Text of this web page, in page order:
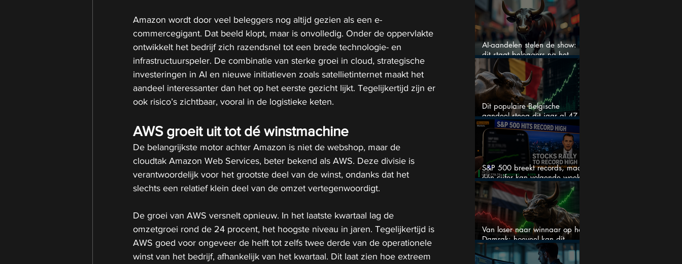
Amazon wordt door veel beleggers nog altijd gezien als een e-
commercegigant. Dat beeld klopt, maar is onvolledig. Onder de oppervlakte
ontwikkelt het bedrijf zich razendsnel tot een brede technologie- en
infrastructuurspeler. De combinatie van sterke groei in cloud, strategische
investeringen in AI en nieuwe initiatieven zoals satellietinternet maakt het
aandeel interessanter dan het op het eerste gezicht lijkt. Tegelijkertijd zijn er
ook risico’s zichtbaar, vooral in de logistieke keten.
AWS groeit uit tot dé winstmachine
De belangrijkste motor achter Amazon is niet de webshop, maar de
cloudtak Amazon Web Services, beter bekend als AWS. Deze divisie is
verantwoordelijk voor het grootste deel van de winst, ondanks dat het
slechts een relatief klein deel van de omzet vertegenwoordigt.
De groei van AWS versnelt opnieuw. In het laatste kwartaal lag de
omzetgroei rond de 24 procent, het hoogste niveau in jaren. Tegelijkertijd is
AWS goed voor ongeveer de helft tot zelfs twee derde van de operationele
winst van het bedrijf, afhankelijk van het kwartaal. Dit laat zien hoe extreem
zegt veel over de waardering
AI-aandelen stelen de show:
dit staat beleggers na het
weekend te wachten
Dit populaire Belgische
aandeel steeg dit jaar al 47
procent: is er ruimte voor
meer?
S&P 500 breekt records, maar
één cijfer kan volgende week
alles veranderen
Van loser naar winnaar op het
Damrak: hoeveel kan dit
Nederlandse aandeel nog
stijgen?